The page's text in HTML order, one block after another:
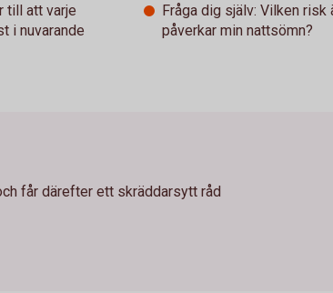
till att varje
i nuvarande
Fråga dig själv: Vilken
påverkar min nattsömn?
får därefter ett skräddarsytt råd